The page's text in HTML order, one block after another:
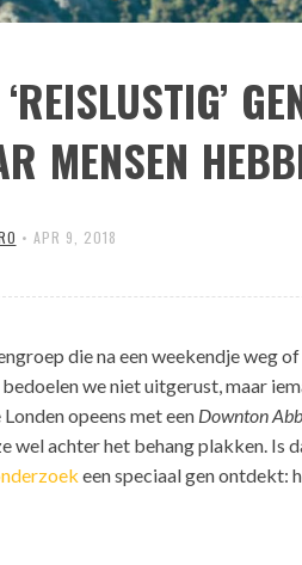
MENSEN
• APR 9, 2018
die na een weekendje weg
we niet uitgerust, maar
opeens met een Downton
wel achter het behang plakken. Is
een speciaal gen ontdekt: